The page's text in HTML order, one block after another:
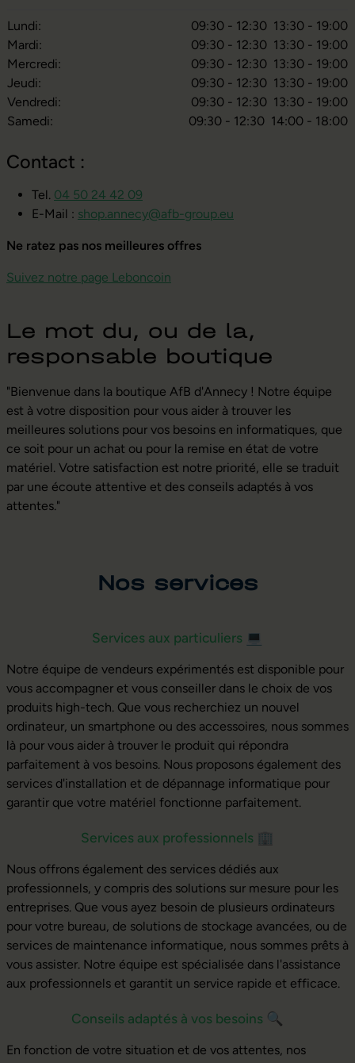
Lundi: 09:30 - 12:30 13:30 - 19:00
Mardi:
09:30 - 12:30 13:30 - 19:00
Mercredi:
09:30 - 12:30 13:30 - 19:00
Jeudi:
09:30 - 12:30 13:30 - 19:00
Vendredi:
09:30 - 12:30 13:30 - 19:00
Samedi:
09:30 - 12:30 14:00 - 18:00
Contact :
Tel. 04 50 24 42 09
E-Mail : shop.annecy@afb-group.eu
Ne ratez pas nos meilleures offres
Suivez notre page Leboncoin
Le mot du, ou de la,
responsable boutique
"Bienvenue dans la boutique AfB d'Annecy ! Notre équipe
est à votre disposition pour vous aider à trouver les
meilleures solutions pour vos besoins en informatiques, que
ce soit pour un achat ou pour la remise en état de votre
matériel. Votre satisfaction est notre priorité, elle se traduit
par une écoute attentive et des conseils adaptés à vos
attentes."
Nos services
Services aux particuliers 💻
Notre équipe de vendeurs expérimentés est disponible pour
vous accompagner et vous conseiller dans le choix de vos
produits high-tech. Que vous recherchiez un nouvel
ordinateur, un smartphone ou des accessoires, nous sommes
là pour vous aider à trouver le produit qui répondra
parfaitement à vos besoins. Nous proposons également des
services d'installation et de dépannage informatique pour
garantir que votre matériel fonctionne parfaitement.
Services aux professionnels 🏢
Nous offrons également des services dédiés aux
professionnels, y compris des solutions sur mesure pour les
entreprises. Que vous ayez besoin de plusieurs ordinateurs
pour votre bureau, de solutions de stockage avancées, ou de
services de maintenance informatique, nous sommes prêts à
vous assister. Notre équipe est spécialisée dans l'assistance
aux professionnels et garantit un service rapide et efficace.
Conseils adaptés à vos besoins 🔍
En fonction de votre situation et de vos attentes, nos